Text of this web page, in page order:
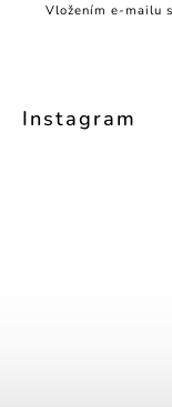
Instagram
Vložením e-mailu